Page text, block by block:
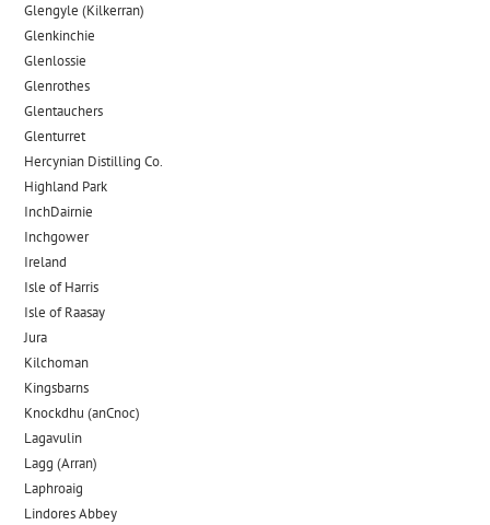
Glengyle (Kilkerran)
Glenkinchie
Glenlossie
Glenrothes
Glentauchers
Glenturret
Hercynian Distilling Co.
Highland Park
InchDairnie
Inchgower
Ireland
Isle of Harris
Isle of Raasay
Jura
Kilchoman
Kingsbarns
Knockdhu (anCnoc)
Lagavulin
Lagg (Arran)
Laphroaig
Lindores Abbey